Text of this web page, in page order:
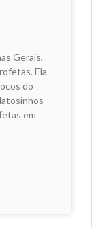
Gerais,
Ela
do
em